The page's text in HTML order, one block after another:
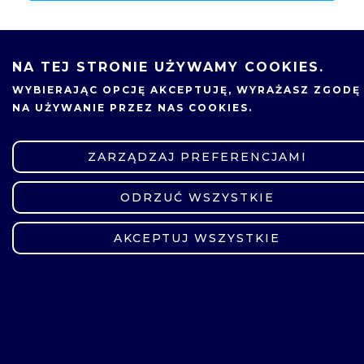
NA TEJ STRONIE UŻYWAMY COOKIES.
WYBIERAJĄC OPCJĘ AKCEPTUJĘ , WYRAŻASZ ZGODĘ
NA UŻYWANIE PRZEZ NAS COOKIES.
ZARZĄDZAJ PREFERENCJAMI
ODRZUĆ WSZYSTKIE
AKCEPTUJ WSZYSTKIE
ZMIEŃ USTAWIENIA